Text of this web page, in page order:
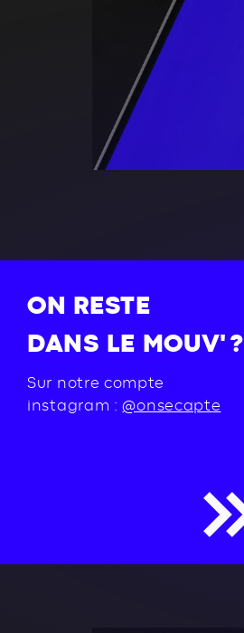
ON RESTE
DANS LE MOUV' ?
Sur notre compte
instagram :@onsecapte